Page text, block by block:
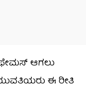
ಆಗಲು
ಈ ರೀತಿ